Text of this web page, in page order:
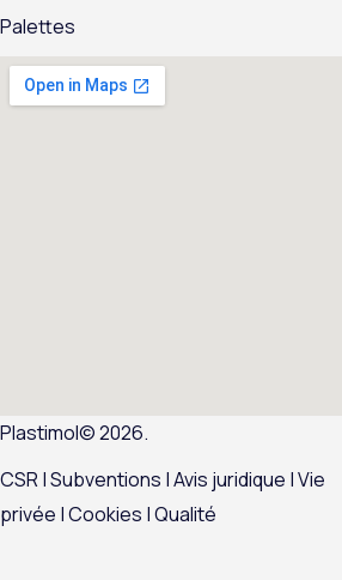
Palettes
Plastimol© 2026.
CSR |Subventions |Avis juridique |Vie
privée |Cookies |Qualité